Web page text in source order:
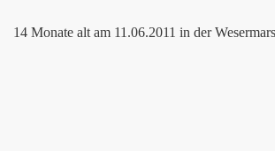
14 Monate alt am 11.06.2011 in der